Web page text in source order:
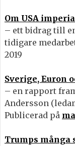
Om USA
– ett bidrag till
tidigare
2019
Sverige, Euron
– en rapport
Andersson
Publicerad på
Trumps många